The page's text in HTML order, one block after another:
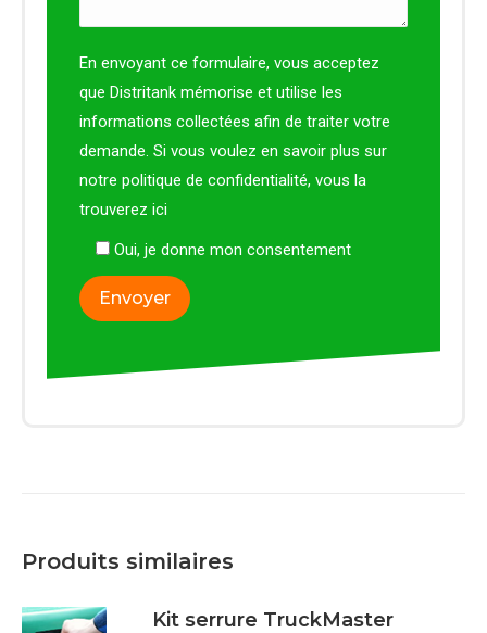
En envoyant ce formulaire, vous acceptez
que Distritank mémorise et utilise les
informations collectées afin de traiter votre
demande. Si vous voulez en savoir plus sur
notre politique de confidentialité, vous la
trouverez ici
Oui, je donne mon consentement
Produits similaires
Kit serrure TruckMaster